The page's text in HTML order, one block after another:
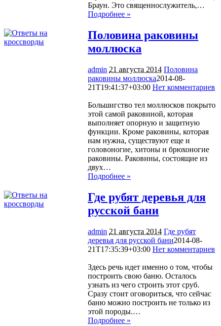
Браун. Это священнослужитель,…
Подробнее »
Половина раковины
моллюска
admin 21 августа 2014 Половина
раковины моллюска2014-08-
21T19:41:37+03:00 Нет комментариев
Большигство тел моллюсков покрыто
этой самой раковиной, которая
выполняет опорную и защитную
функции. Кроме раковины, которая
нам нужна, существуют еще и
головоногие, хитоны и брюхоногие
раковины. Раковины, состоящие из
двух…
Подробнее »
Где рубят деревья для
русской бани
admin 21 августа 2014 Где рубят
деревья для русской бани2014-08-
21T17:35:39+03:00 Нет комментариев
Здесь речь идет именно о том, чтобы
построить свою баню. Осталось
узнать из чего строить этот сруб.
Сразу стоит оговориться, что сейчас
баню можно построить не только из
этой породы.…
Подробнее »